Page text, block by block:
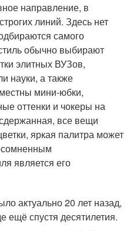
направление, в
линий. Здесь нет
самого
обычно выбирают
элитных ВУЗов,
науки, а также
мини-юбки,
оттенки и чокеры на
все вещи
яркая палитра может
является его
актуально 20 лет назад,
ещё спустя десятилетия.